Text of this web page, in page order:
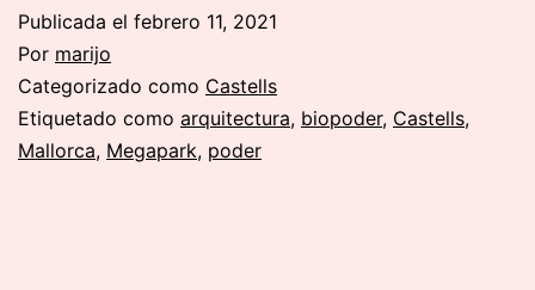
Publicada el febrero 11, 2021
Por marijo
Categorizado como Castells
Etiquetado como arquitectura, biopoder, Castells,
Mallorca, Megapark, poder